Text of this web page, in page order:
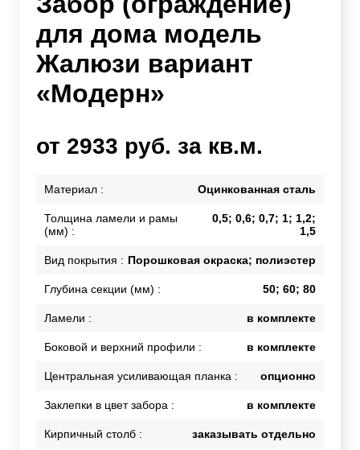
для дома модель
Жалюзи вариант
«Модерн»
от 2933 руб. за кв.м.
Материал : Оцинкованная сталь
Толщина ламели и рамы
(мм) :
0,5; 0,6; 0,7; 1; 1,2;
1,5
Вид покрытия : Порошковая окраска; полиэстер
Глубина секции (мм) : 50; 60; 80
Ламели : в комплекте
Боковой и верхний профили : в комплекте
Центральная усиливающая планка : опционно
Заклепки в цвет забора : в комплекте
Кирпичный столб : заказывать отдельно